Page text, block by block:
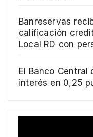
Banreservas
calificación
Local RD con
El Banco Central
interés en 0,25